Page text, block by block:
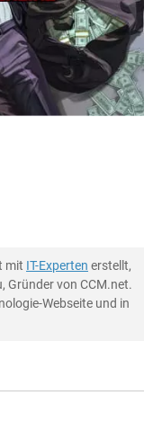
mit IT-Experten erstellt,
Gründer von CCM.net.
Webseite und in